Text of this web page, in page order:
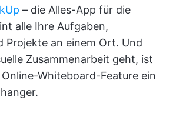
– die Alles-App für die
alle Ihre Aufgaben,
Projekte an einem Ort. Und
Zusammenarbeit geht, ist
Whiteboard-Feature ein